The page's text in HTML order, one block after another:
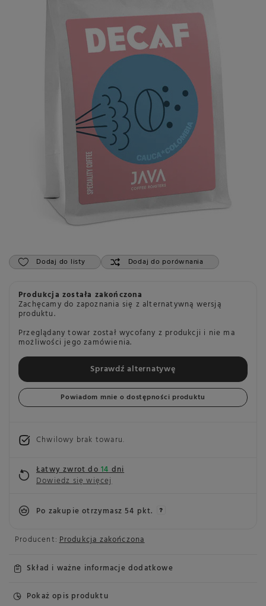
Dodaj do listy Dodaj do porównania
Producent: Produkcja zakończona
Skład i ważne informacje dodatkowe
Pokaż opis produktu
Produkcja została zakończona
Zachęcamy do zapoznania się z alternatywną wersją
produktu.
Przeglądany towar został wycofany z produkcji i nie ma
możliwości jego zamówienia.
Sprawdź alternatywę
Powiadom mnie o dostępności produktu
Chwilowy brak towaru
Łatwy zwrot do14dni
Dowiedz się więcej
Po zakupie otrzymasz 54 pkt.